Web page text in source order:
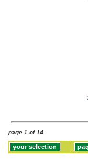
page 1 of 14